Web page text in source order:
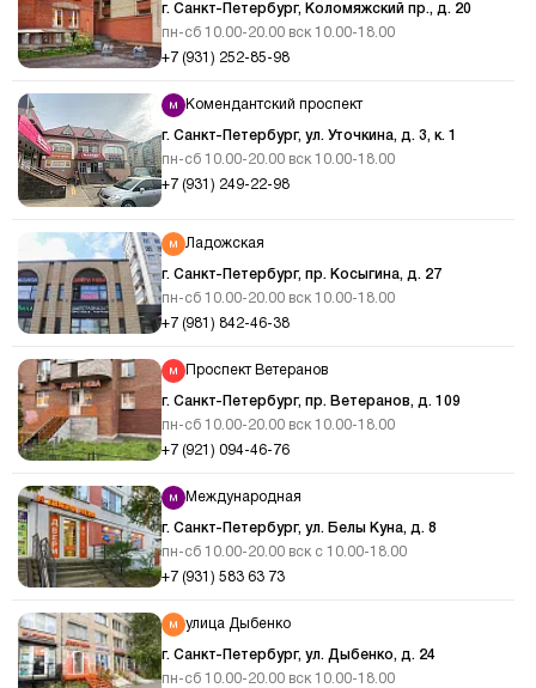
г. Санкт-Петербург, Коломяжский пр., д. 20
пн-сб 10.00-20.00 вск 10.00-18.00
+7 (931) 252-85-98
Комендантский проспект
г. Санкт-Петербург, ул. Уточкина, д. 3, к. 1
пн-сб 10.00-20.00 вск 10.00-18.00
+7 (931) 249-22-98
Ладожская
г. Санкт-Петербург, пр. Косыгина, д. 27
пн-сб 10.00-20.00 вск 10.00-18.00
+7 (981) 842-46-38
Проспект Ветеранов
г. Санкт-Петербург, пр. Ветеранов, д. 109
пн-сб 10.00-20.00 вск 10.00-18.00
+7 (921) 094-46-76
Международная
г. Санкт-Петербург, ул. Белы Куна, д. 8
пн-сб 10.00-20.00 вск с 10.00-18.00
+7 (931) 583 63 73
улица Дыбенко
г. Санкт-Петербург, ул. Дыбенко, д. 24
пн-сб 10.00-20.00 вск 10.00-18.00